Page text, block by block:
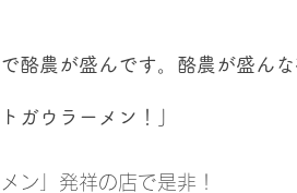
酪農が盛んです。酪農が盛ん
ガウラーメン！」
ン」発祥の店で是非！